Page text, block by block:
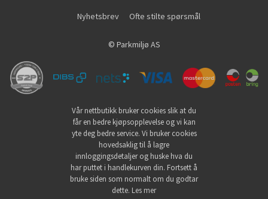
Nyhetsbrev Ofte stilte spørsmål
© Parkmiljø AS
Vår nettbutikk bruker cookies slik at du
får en bedre kjøpsopplevelse og vi kan
yte deg bedre service. Vi bruker cookies
hovedsaklig til å lagre
innloggingsdetaljer og huske hva du
har puttet i handlekurven din. Fortsett å
bruke siden som normalt om du godtar
dette. Les mer